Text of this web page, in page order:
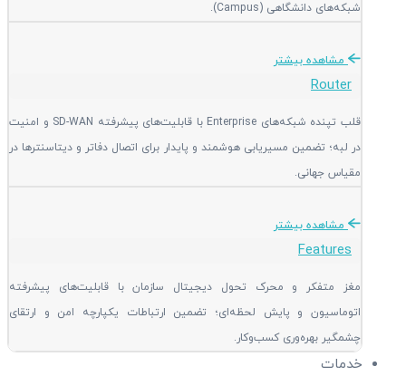
شبکه‌های دانشگاهی (Campus).
مشاهده بیشتر
Router
قلب تپنده شبکه‌های Enterprise با قابلیت‌های پیشرفته SD-WAN و امنیت
در لبه؛ تضمین مسیریابی هوشمند و پایدار برای اتصال دفاتر و دیتاسنترها در
مقیاس جهانی.
مشاهده بیشتر
Features
مغز متفکر و محرک تحول دیجیتال سازمان با قابلیت‌های پیشرفته
اتوماسیون و پایش لحظه‌ای؛ تضمین ارتباطات یکپارچه امن و ارتقای
چشمگیر بهره‌وری کسب‌وکار.
خدمات